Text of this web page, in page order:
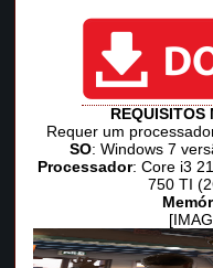
REQUISITOS
Requer um
SO: Windows 7
Processador: Core i3
750 TI